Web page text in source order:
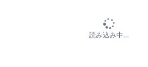
読み込み中...